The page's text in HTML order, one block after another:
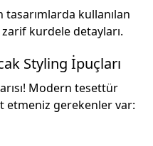
tasarımlarda kullanılan
kurdele detayları.
Styling İpuçları
Modern tesettür
etmeniz gerekenler var: